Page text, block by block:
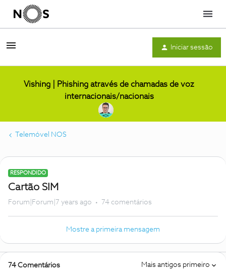
Menu
Iniciar sessão
Vishing | Phishing através de chamadas de voz
internacionais/nacionais
Telemóvel NOS
RESPONDIDO
Cartão SIM
Forum|Forum|7 years ago 74 comentários
Mostre a primeira mensagem
74 Comentários Mais antigos primeiro